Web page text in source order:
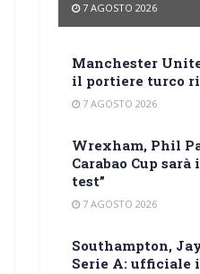
7 AGOSTO 2026
Manchester
il portiere turco
7 AGOSTO 2026
Wrexham, Phil
Carabao Cup
test”
7 AGOSTO 2026
Southampton,
Serie A: ufficiale